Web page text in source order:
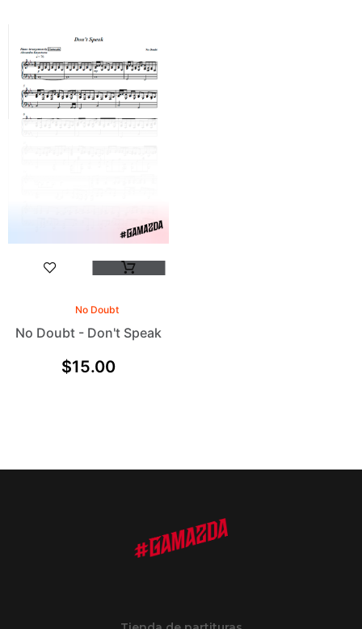
No Doubt
No Doubt - Don't Speak
$15.00